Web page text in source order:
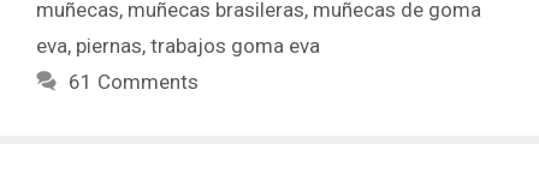
muñecas, muñecas brasileras, muñecas de goma
eva, piernas, trabajos goma eva
61 Comments